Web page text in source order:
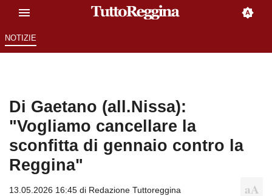
NOTIZIE
Di Gaetano (all.Nissa):
"Vogliamo cancellare la
sconfitta di gennaio contro la
Reggina"
13.05.2026 16:45 di Redazione Tuttoreggina